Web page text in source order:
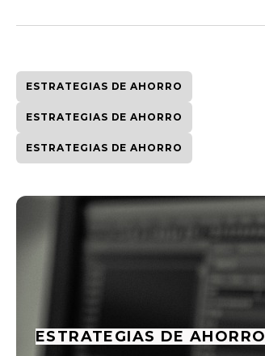
ESTRATEGIAS DE AHORRO
ESTRATEGIAS DE AHORRO
ESTRATEGIAS DE AHORRO
ESTRATEGIAS DE AHORRO